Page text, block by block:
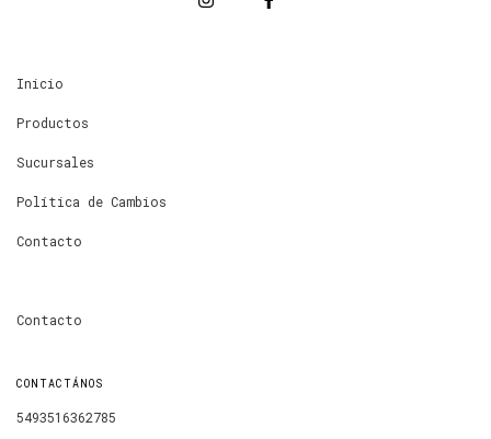
Inicio
Productos
Sucursales
Política de Cambios
Contacto
Contacto
CONTACTÁNOS
5493516362785